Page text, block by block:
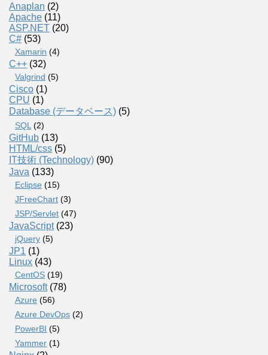
Anaplan (2)
Apache (11)
ASP.NET (20)
C# (53)
Xamarin (4)
C++ (32)
Valgrind (5)
Cisco (1)
CPU (1)
Database (データベース) (5)
SQL (2)
GitHub (13)
HTML/css (5)
IT技術 (Technology) (90)
Java (133)
Eclipse (15)
JFreeChart (3)
JSP/Servlet (47)
JavaScript(23)
jQuery (5)
JP1 (1)
Linux (43)
CentOS (19)
Microsoft(78)
Azure (56)
Azure DevOps (2)
PowerBI (5)
Yammer (1)